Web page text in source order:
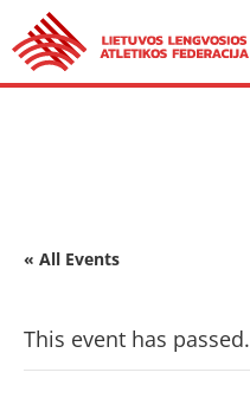
« All Events
This event has passed.